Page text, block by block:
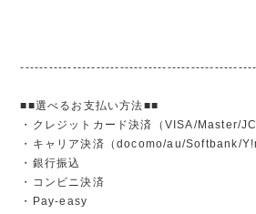
■■選べるお支払い方法■■
・クレジットカード決済（VISA/Master/
・キャリア決済（docomo/au/Softbank/
・銀行振込
・コンビニ決済
・Pay-easy